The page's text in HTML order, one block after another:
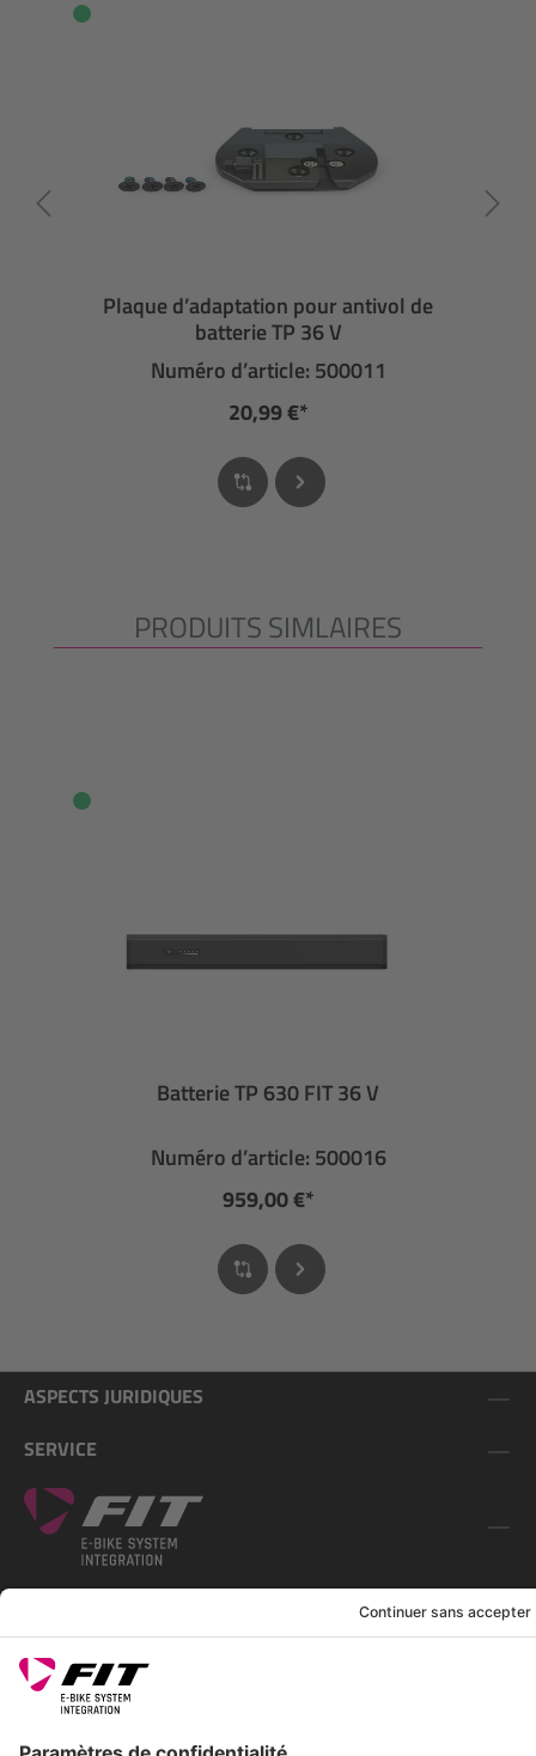
Plaque d’adaptation pour antivol de
batterie TP 36 V
Numéro d’article: 500011
20,99 €*
Ignorer la galerie de produits
PRODUITS SIMLAIRES
Batterie TP 630 FIT 36 V
Numéro d’article: 500016
959,00 €*
ASPECTS JURIDIQUES
SERVICE
SUIS-NOUS SUR